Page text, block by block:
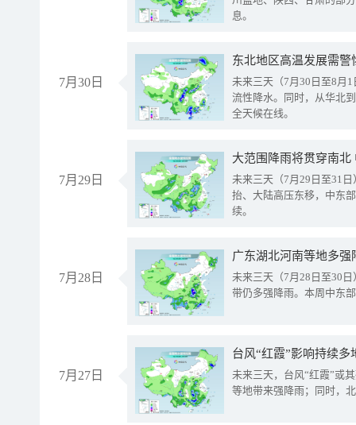
息。
7月30日
东北地区高温发展需
未来三天（7月30日至8月
流性降水。同时，从华北
全天候在线。
7月29日
大范围降雨将贯穿南
未来三天（7月29日至31
抬、大陆高压东移，中东
续。
7月28日
广东湖北河南等地多
未来三天（7月28日至30
带仍多强降雨。本周中东
7月27日
台风“红霞”影响持续
未来三天，台风“红霞”或
等地带来强降雨；同时，